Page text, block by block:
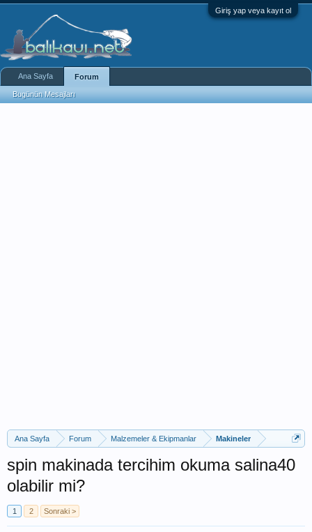
Giriş yap veya kayıt ol
Ana Sayfa Forum Malzemeler & Ekipmanlar Makineler
spin makinada tercihim okuma salina40
olabilir mi?
1 2 Sonraki >
Ana Sayfa Forum
Bugünün Mesajları